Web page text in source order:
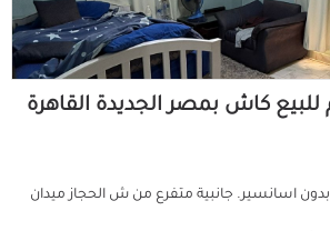
للبيع شقة 80 متر دور 3 بدون اسانسير. جانبية متفرع من ش الحجاز ميدان